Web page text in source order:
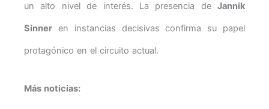
un alto nivel de interés. La presencia de Jannik
Sinner en instancias decisivas confirma su papel
protagónico en el circuito actual.
Más noticias: